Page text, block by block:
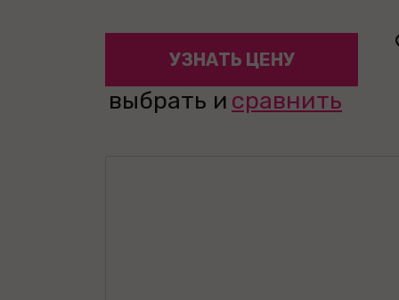
УЗНАТЬ ЦЕНУ
выбрать и сравнить